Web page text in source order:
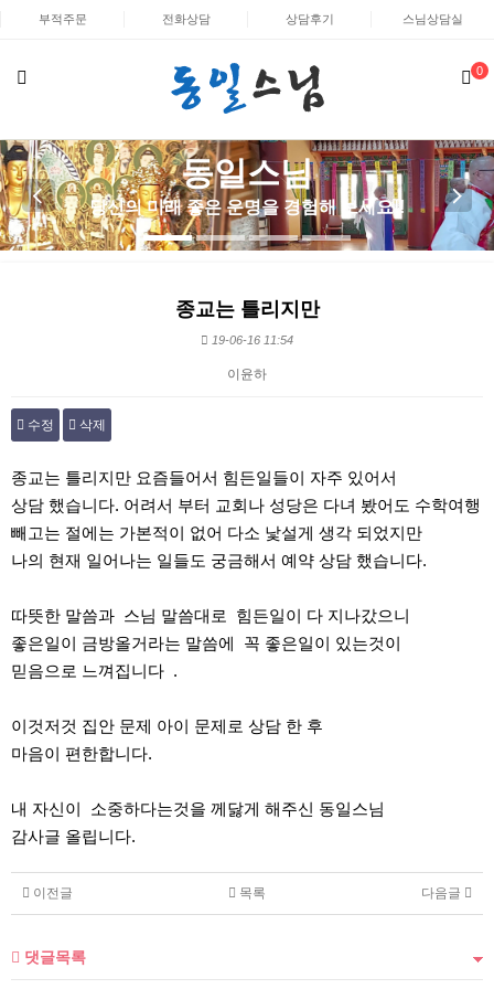
부적주문 전화상담 상담후기 스님상담실
0
동일스님
당신의 미래 좋은 운명을 경험해 보세요!!
동일스님
당신의 미래 좋은 운명을 경험해 보세요!!
종교는 틀리지만
19-06-16 11:54
이윤하
수정 삭제
종교는 틀리지만 요즘들어서 힘든일들이 자주 있어서
상담 했습니다. 어려서 부터 교회나 성당은 다녀 봤어도 수학여행
빼고는 절에는 가본적이 없어 다소 낯설게 생각 되었지만
나의 현재 일어나는 일들도 궁금해서 예약 상담 했습니다.
따뜻한 말씀과 스님 말씀대로 힘든일이 다 지나갔으니
좋은일이 금방올거라는 말씀에 꼭 좋은일이 있는것이
믿음으로 느껴집니다 .
이것저것 집안 문제 아이 문제로 상담 한 후
마음이 편한합니다.
내 자신이 소중하다는것을 께닳게 해주신 동일스님
감사글 올립니다.
이전글 다음글
목록
댓글목록